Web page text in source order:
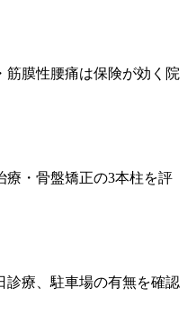
筋膜性腰痛は保険が効く院
療・骨盤矯正の3本柱を評
診療、駐車場の有無を確認